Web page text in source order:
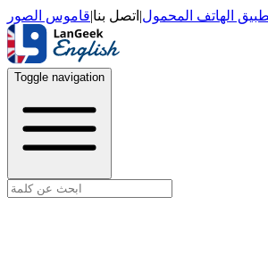
الهاتف المحمول| اتصل بنا|قاموس الصور
Toggle navigation